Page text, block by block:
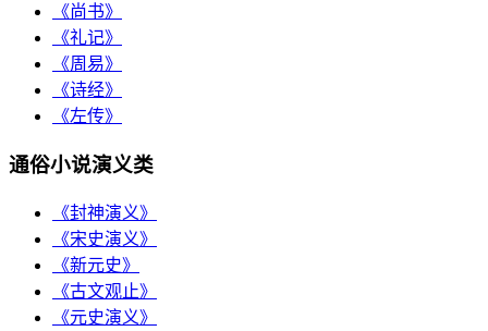
《尚书》
《礼记》
《周易》
《诗经》
《左传》
通俗小说演义类
《封神演义》
《宋史演义》
《新元史》
《古文观止》
《元史演义》